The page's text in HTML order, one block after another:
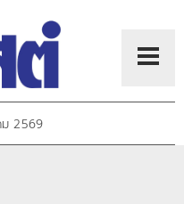
ม 2569